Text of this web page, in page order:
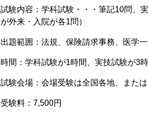
試験内容：学科試験・・・筆記10問、
が外来・入院が各1問）
出題範囲：法規、保険請求事務、医学
時間：学科試験が1時間、実技試験が3
試験会場：会場受験は全国各地、また
受験料：7,500円